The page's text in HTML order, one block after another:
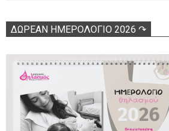
ΔΩΡΕΑΝ ΗΜΕΡΟΛΟΓΙΟ 2026 ↷